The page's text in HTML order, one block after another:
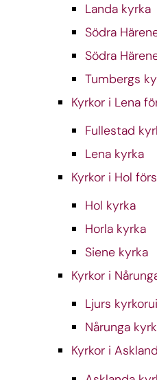
Landa kyrka
Södra
Södra
Tumbergs
Kyrkor i Lena
Fullestad
Lena kyrka
Kyrkor i Hol
Hol kyrka
Horla kyrka
Siene kyrka
Kyrkor i
Ljurs
Nårunga
Kyrkor i